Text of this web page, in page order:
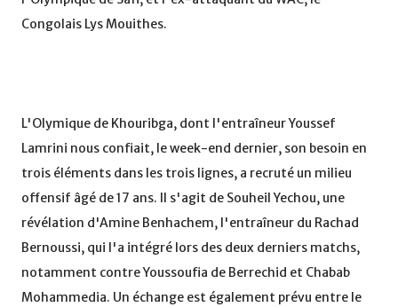
Congolais Lys Mouithes.
L'Olymique de Khouribga, dont l'entraîneur Youssef
Lamrini nous confiait, le week-end dernier, son besoin en
trois éléments dans les trois lignes, a recruté un milieu
offensif âgé de 17 ans. Il s'agit de Souheil Yechou, une
révélation d'Amine Benhachem, l'entraîneur du Rachad
Bernoussi, qui l'a intégré lors des deux derniers matchs,
notamment contre Youssoufia de Berrechid et Chabab
Mohammedia. Un échange est également prévu entre le